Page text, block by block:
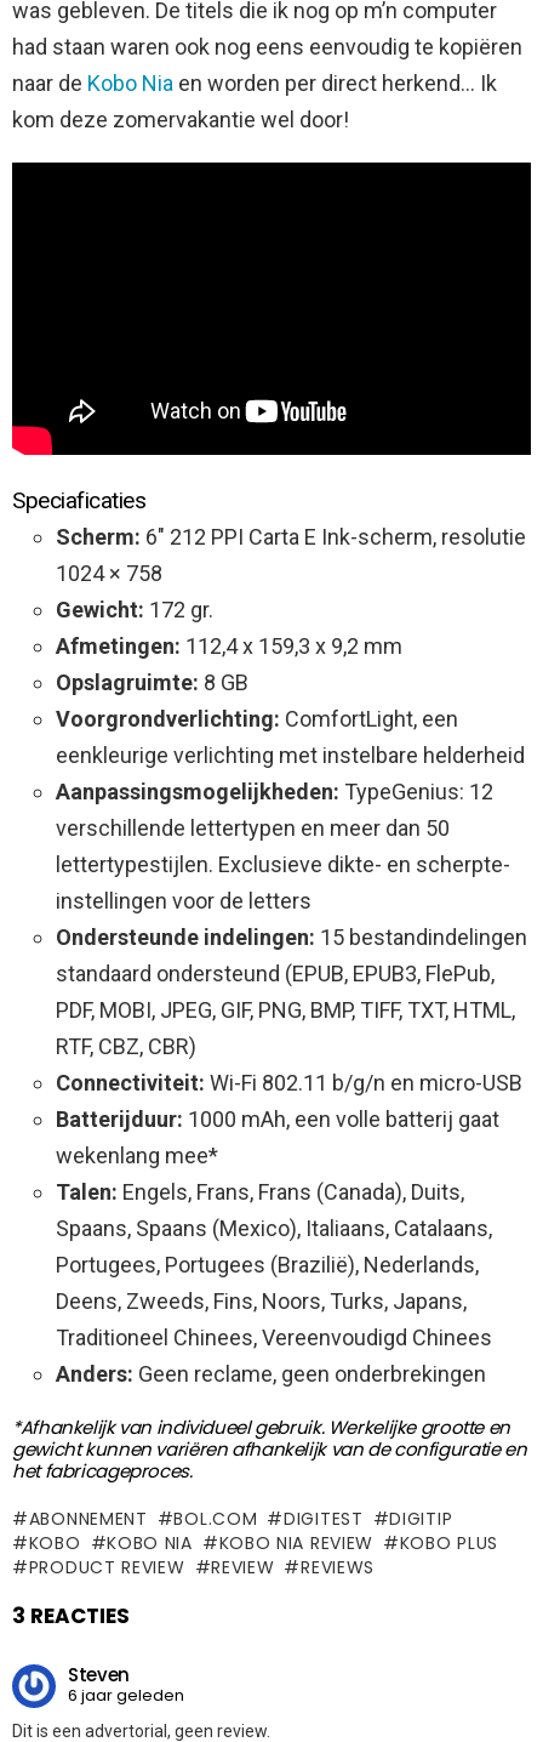
was gebleven. De titels die ik nog op m’n computer
had staan waren ook nog eens eenvoudig te kopiëren
naar de Kobo Nia en worden per direct herkend… Ik
kom deze zomervakantie wel door!
Speciaficaties
Scherm: 6″ 212 PPI Carta E Ink-scherm, resolutie
1024 × 758
Gewicht: 172 gr.
Afmetingen: 112,4 x 159,3 x 9,2 mm
Opslagruimte: 8 GB
Voorgrondverlichting: ComfortLight, een
eenkleurige verlichting met instelbare helderheid
Aanpassingsmogelijkheden: TypeGenius: 12
verschillende lettertypen en meer dan 50
lettertypestijlen. Exclusieve dikte- en scherpte-
instellingen voor de letters
Ondersteunde indelingen: 15 bestandindelingen
standaard ondersteund (EPUB, EPUB3, FlePub,
PDF, MOBI, JPEG, GIF, PNG, BMP, TIFF, TXT, HTML,
RTF, CBZ, CBR)
Connectiviteit: Wi-Fi 802.11 b/g/n en micro-USB
Batterijduur: 1000 mAh, een volle batterij gaat
wekenlang mee*
Talen: Engels, Frans, Frans (Canada), Duits,
Spaans, Spaans (Mexico), Italiaans, Catalaans,
Portugees, Portugees (Brazilië), Nederlands,
Deens, Zweeds, Fins, Noors, Turks, Japans,
Traditioneel Chinees, Vereenvoudigd Chinees
Anders: Geen reclame, geen onderbrekingen
*Afhankelijk van individueel gebruik. Werkelijke grootte en
gewicht kunnen variëren afhankelijk van de configuratie en
het fabricageproces.
ABONNEMENT BOL.COM DIGITEST
DIGITIP
KOBO
KOBO NIA KOBO NIA REVIEW
KOBO PLUS
PRODUCT REVIEW
REVIEW REVIEWS
3 REACTIES
Steven
6 jaar geleden
Dit is een advertorial, geen review.